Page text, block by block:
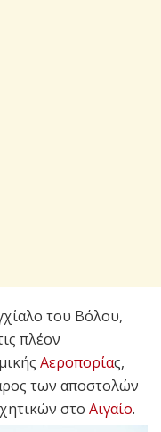
του Βόλου,
πλέον
Αεροπορίας,
των αποστολών
στο Αιγαίο.